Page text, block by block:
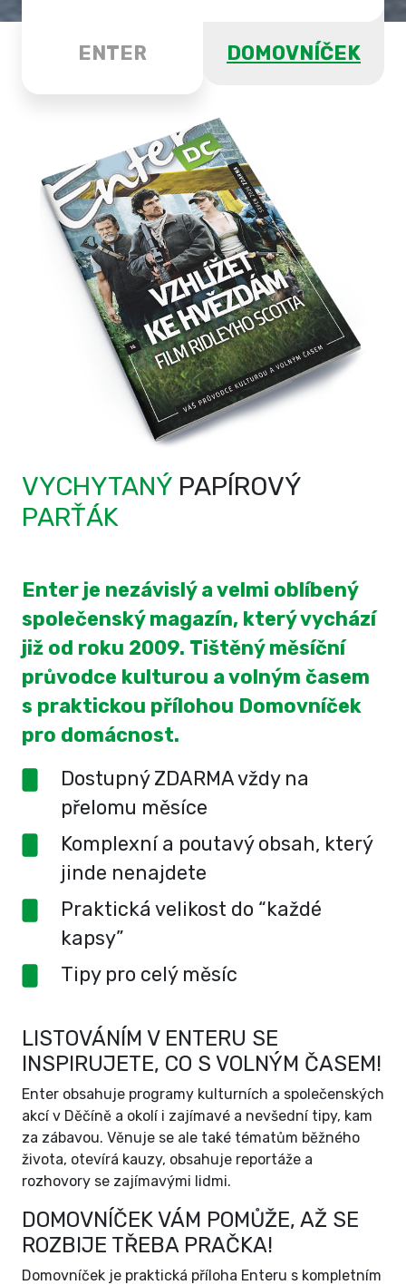
ENTER DOMOVNÍČEK
VYCHYTANÝ PAPÍROVÝ
PARŤÁK
Enter je nezávislý a velmi oblíbený
společenský magazín, který vychází
již od roku 2009. Tištěný měsíční
průvodce kulturou a volným časem
s praktickou přílohou Domovníček
pro domácnost.
Dostupný ZDARMA vždy na
přelomu měsíce
Komplexní a poutavý obsah, který
jinde nenajdete
Praktická velikost do “každé
kapsy”
Tipy pro celý měsíc
LISTOVÁNÍM V ENTERU SE
INSPIRUJETE, CO S VOLNÝM ČASEM!
Enter obsahuje programy kulturních a společenských
akcí v Děčíně a okolí i zajímavé a nevšední tipy, kam
za zábavou. Věnuje se ale také tématům běžného
života, otevírá kauzy, obsahuje reportáže a
rozhovory se zajímavými lidmi.
DOMOVNÍČEK VÁM POMŮŽE, AŽ SE
ROZBIJE TŘEBA PRAČKA!
Domovníček je praktická příloha Enteru s kompletním